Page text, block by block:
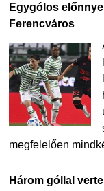
Egygólos
Ferencváros
megfelelően
Három góllal